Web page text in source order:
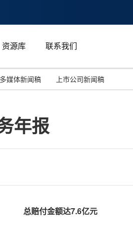
资源库 联系我们
多媒体新闻稿 上市公司新闻稿
年报
总赔付金额达7.6亿元